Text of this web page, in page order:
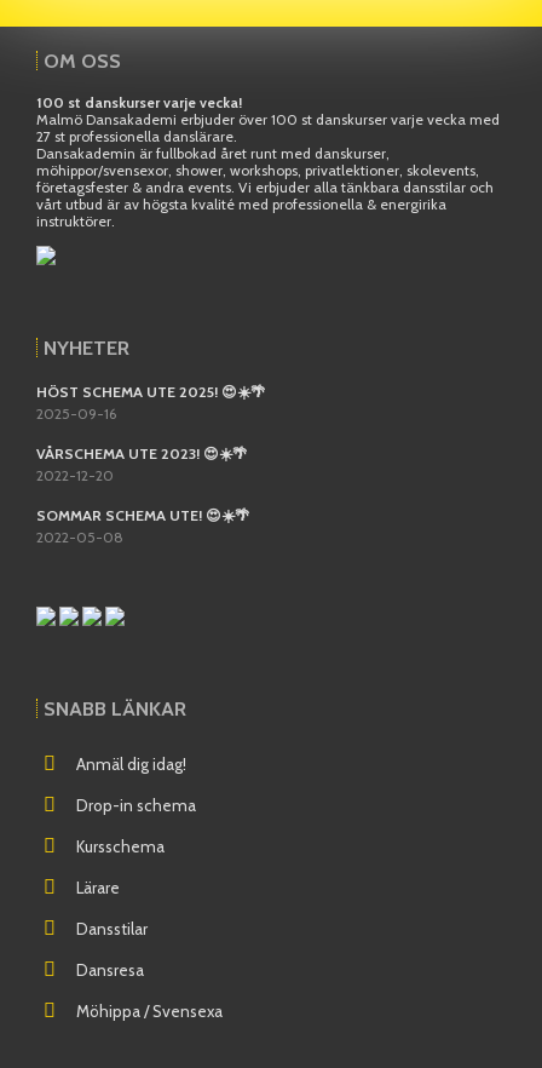
OM OSS
100 st danskurser varje vecka!
Malmö Dansakademi erbjuder över 100 st danskurser varje vecka med
27 st professionella danslärare.
Dansakademin är fullbokad året runt med danskurser,
möhippor/svensexor, shower, workshops, privatlektioner, skolevents,
företagsfester & andra events. Vi erbjuder alla tänkbara dansstilar och
vårt utbud är av högsta kvalité med professionella & energirika
instruktörer.
NYHETER
HÖST SCHEMA UTE 2025! 😍☀️🌴
2025-09-16
VÅRSCHEMA UTE 2023! 😍☀️🌴
2022-12-20
SOMMAR SCHEMA UTE! 😍☀️🌴
2022-05-08
SNABB LÄNKAR
Anmäl dig idag!
Drop-in schema
Kursschema
Lärare
Dansstilar
Dansresa
Möhippa / Svensexa